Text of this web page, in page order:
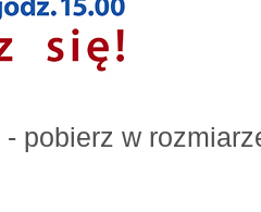
- pobierz w